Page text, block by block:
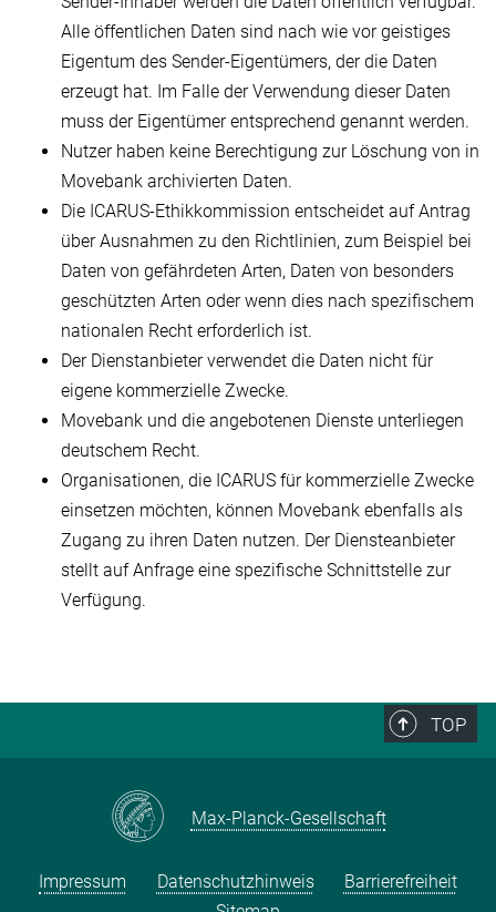
Alle öffentlichen Daten sind nach wie vor geistiges
Eigentum des Sender-Eigentümers, der die Daten
erzeugt hat. Im Falle der Verwendung dieser Daten
muss der Eigentümer entsprechend genannt werden.
Nutzer haben keine Berechtigung zur Löschung von in
Movebank archivierten Daten.
Die ICARUS-Ethikkommission entscheidet auf Antrag
über Ausnahmen zu den Richtlinien, zum Beispiel bei
Daten von gefährdeten Arten, Daten von besonders
geschützten Arten oder wenn dies nach spezifischem
nationalen Recht erforderlich ist.
Der Dienstanbieter verwendet die Daten nicht für
eigene kommerzielle Zwecke.
Movebank und die angebotenen Dienste unterliegen
deutschem Recht.
Organisationen, die ICARUS für kommerzielle Zwecke
einsetzen möchten, können Movebank ebenfalls als
Zugang zu ihren Daten nutzen. Der Diensteanbieter
stellt auf Anfrage eine spezifische Schnittstelle zur
Verfügung.
TOP
Max-Planck-Gesellschaft
Impressum Datenschutzhinweis
Barrierefreiheit